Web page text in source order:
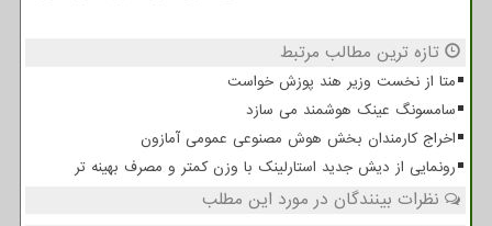
تازه ترین مطالب مرتبط
متا از نخست وزیر هند پوزش خواست
سامسونگ عینک هوشمند می سازد
اخراج کارمندان بخش هوش مصنوعی عمومی آمازون
رونمایی از دیش جدید استارلینک با وزن کمتر و مصرف بهینه تر
نظرات بینندگان در مورد این مطلب